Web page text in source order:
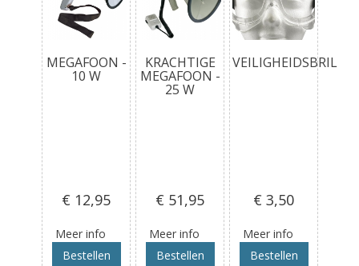
MEGAFOON -
10 W
€ 12,95
Meer info
Bestellen
KRACHTIGE
MEGAFOON -
25 W
€ 51,95
Meer info
Bestellen
VEILIGHEIDSBRIL
€ 3,50
Meer info
Bestellen